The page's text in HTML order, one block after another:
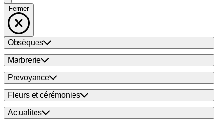
Fermer
Obsèques
Marbrerie
Prévoyance
Fleurs et cérémonies
Actualités